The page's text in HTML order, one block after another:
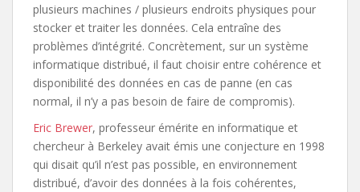
plusieurs machines / plusieurs endroits physiques pour
stocker et traiter les données. Cela entraîne des
problèmes d’intégrité. Concrètement, sur un système
informatique distribué, il faut choisir entre cohérence et
disponibilité des données en cas de panne (en cas
normal, il n’y a pas besoin de faire de compromis).
Eric Brewer, professeur émérite en informatique et
chercheur à Berkeley avait émis une conjecture en 1998
qui disait qu’il n’est pas possible, en environnement
distribué, d’avoir des données à la fois cohérentes,